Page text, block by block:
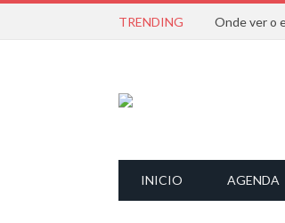
TRENDING Onde ver o
INICIO AGENDA